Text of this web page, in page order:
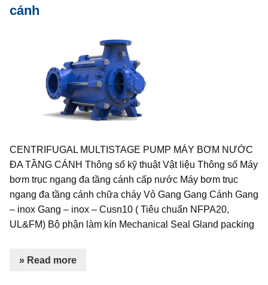
cánh
CENTRIFUGAL MULTISTAGE PUMP MÁY BƠM NƯỚC
ĐA TẦNG CÁNH Thông số kỹ thuật Vật liệu Thông số Máy
bơm trục ngang đa tầng cánh cấp nước Máy bơm trục
ngang đa tầng cánh chữa cháy Vỏ Gang Gang Cánh Gang
– inox Gang – inox – Cusn10 ( Tiêu chuẩn NFPA20,
UL&FM) Bộ phận làm kín Mechanical Seal Gland packing
» Read more